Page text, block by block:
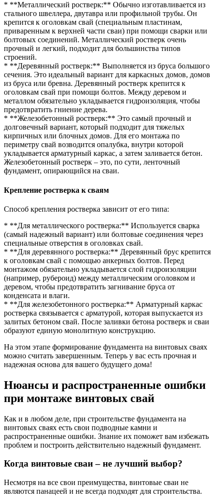
* **Металлический ростверк:** Обычно изготавливается из
стального швеллера, двутавра или профильной трубы. Он
крепится к оголовкам свай (специальным пластинам,
приваренным к верхней части сваи) при помощи сварки или
болтовых соединений. Металлический ростверк очень
прочный и легкий, подходит для большинства типов
строений.
* **Деревянный ростверк:** Выполняется из бруса большого
сечения. Это идеальный вариант для каркасных домов, домов
из бруса или бревна. Деревянный ростверк крепится к
оголовкам свай при помощи болтов. Между деревом и
металлом обязательно укладывается гидроизоляция, чтобы
предотвратить гниение дерева.
* **Железобетонный ростверк:** Это самый прочный и
долговечный вариант, который подходит для тяжелых
кирпичных или блочных домов. Для его монтажа по
периметру свай возводится опалубка, внутри которой
укладывается арматурный каркас, а затем заливается бетон.
Железобетонный ростверк – это, по сути, ленточный
фундамент, опирающийся на сваи.
Крепление ростверка к сваям
Способ крепления ростверка зависит от его типа:
* **Для металлического ростверка:** Используется сварка
(самый надежный вариант) или болтовые соединения через
специальные отверстия в оголовках свай.
* **Для деревянного ростверка:** Деревянный брус крепится
к оголовкам свай с помощью анкерных болтов. Перед
монтажом обязательно укладывается слой гидроизоляции
(например, рубероид) между металлическим оголовком и
деревом, чтобы предотвратить загнивание бруса от
конденсата и влаги.
* **Для железобетонного ростверка:** Арматурный каркас
ростверка связывается с арматурой, которая выпускается из
залитых бетоном свай. После заливки бетона ростверк и сваи
образуют единую монолитную конструкцию.
На этом этапе формирование фундамента на винтовых сваях
можно считать завершенным. Теперь у вас есть прочная и
надежная основа для вашего будущего дома!
Нюансы и распространенные ошибки
при монтаже винтовых свай
Как и в любом деле, при строительстве фундамента на
винтовых сваях есть свои подводные камни и
распространенные ошибки. Знание их поможет вам избежать
проблем и построить действительно надежный фундамент.
Когда винтовые сваи – не лучший выбор?
Несмотря на все свои преимущества, винтовые сваи не
являются панацеей и не всегда подходят для строительства.